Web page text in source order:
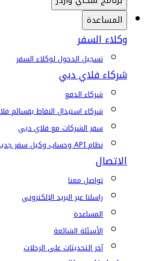
المساعدة
وكلاء السفر
تسجيل الدخول لوكلاء السفر
شركاء فلاي دبي
شركاء الدفع
شركاء استبدال النقاط بقسائم
سفر الشركات مع فلاي دبي
نظام API وحساب وكيل سفر جديد
الاتصال
تواصل معنا
راسلنا عبر البريد الإلكتروني
المساعدة
الأسئلة الشائعة
آخر التحديثات على الرحلات